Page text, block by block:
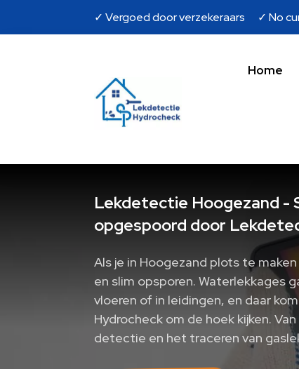
✓ Vergoed door verzekeraars ✓ No
Home
Lekdetectie Hoogezand -
opgespoord door
Als je in Hoogezand plots te
en slim opsporen. Waterlekkages
vloeren of in leidingen, en daar
Hydrocheck om de hoek kijken.
detectie en het traceren van